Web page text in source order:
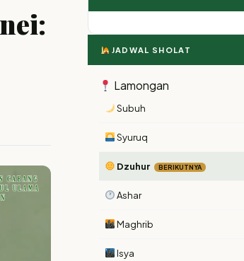
JADWAL SHOLAT
Lamongan
Subuh
Syuruq
Dzuhur BERIKUTNYA
Ashar
Maghrib
Isya